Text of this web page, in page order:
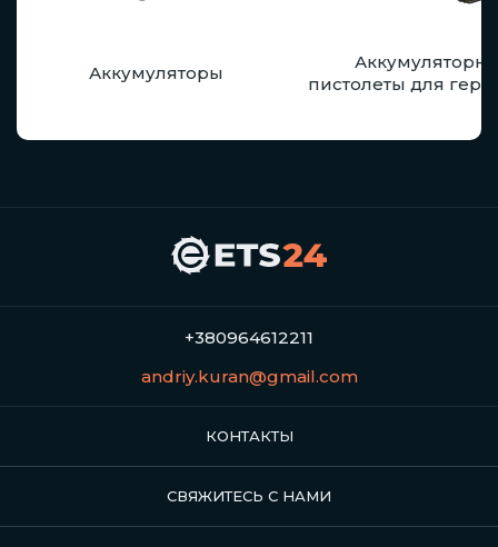
Аккумуляторы
пистолеты для
+380964612211
andriy.kuran@gmail.com
КОНТАКТЫ
СВЯЖИТЕСЬ С НАМИ